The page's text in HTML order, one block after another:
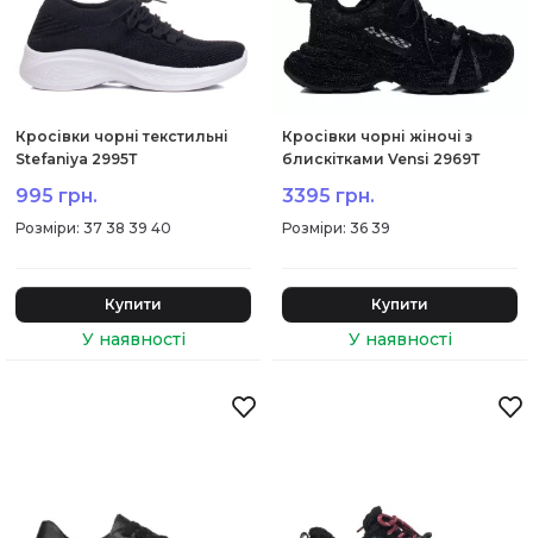
Кросівки чорні текстильні
Stefaniya 2995Т
995 грн.
: 37 38 39 40
Купити
Кросівки чорні жіночі з
блискітками Vensi 2969Т
3395 грн.
: 36 39
Купити